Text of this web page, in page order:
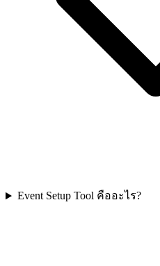
Event Setup Tool คืออะไร?